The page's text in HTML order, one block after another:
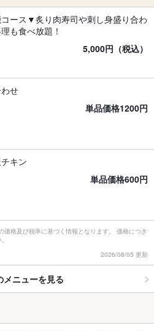
ース▼炙り肉寿司や刺し身盛り合わ
も食べ放題！
5,000円（税込）
せ
単品価格1200円
キン
単品価格600円
格及び税率に基づく情報となります。 価格につき
2026/08/05 更新
メニューを見る